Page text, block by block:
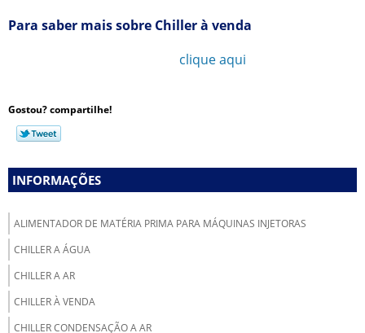
Para saber mais sobre Chiller à venda
clique aqui
Gostou? compartilhe!
INFORMAÇÕES
ALIMENTADOR DE MATÉRIA PRIMA PARA MÁQUINAS INJETORAS
CHILLER A ÁGUA
CHILLER A AR
CHILLER À VENDA
CHILLER CONDENSAÇÃO A AR